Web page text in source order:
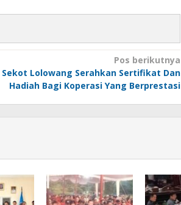
Pos berikutnya
Sekot Lolowang Serahkan Sertifikat Dan
Hadiah Bagi Koperasi Yang Berprestasi